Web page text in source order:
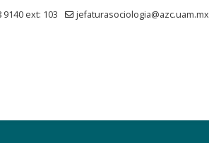
9140 ext: 103 jefaturasociologia@azc.uam.mx